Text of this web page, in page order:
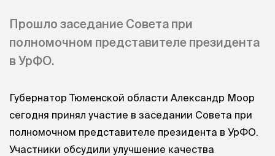
Прошло заседание Совета при
полномочном представителе президента
в УрФО.
Губернатор Тюменской области Александр Моор
сегодня принял участие в заседании Совета при
полномочном представителе президента в УрФО.
Участники обсудили улучшение качества